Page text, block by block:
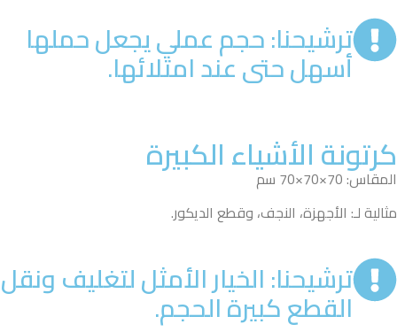
ترشيحنا: حجم عملي يجعل حملها
أسهل حتى عند امتلائها.
كرتونة الأشياء الكبيرة
المقاس: 70×70×70 سم
مثالية لـ: الأجهزة، النجف، وقطع الديكور.
ترشيحنا: الخيار الأمثل لتغليف ونقل
القطع كبيرة الحجم.